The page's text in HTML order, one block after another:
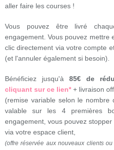
aller faire les courses !
Vous pouvez être livré
engagement. Vous pouvez mettre
clic directement via votre compte
(et l'annuler également si besoin).
Bénéficiez jusqu'à 85€ de
cliquant sur ce lien* + livraison
(remise variable selon le
valable sur les 4 premières
engagement, vous pouvez
via votre espace client,
(offre réservée aux nouveaux clients